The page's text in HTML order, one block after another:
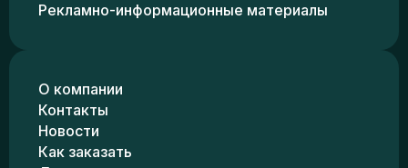
Рекламно-информационные материалы
О компании
Контакты
Новости
Как заказать